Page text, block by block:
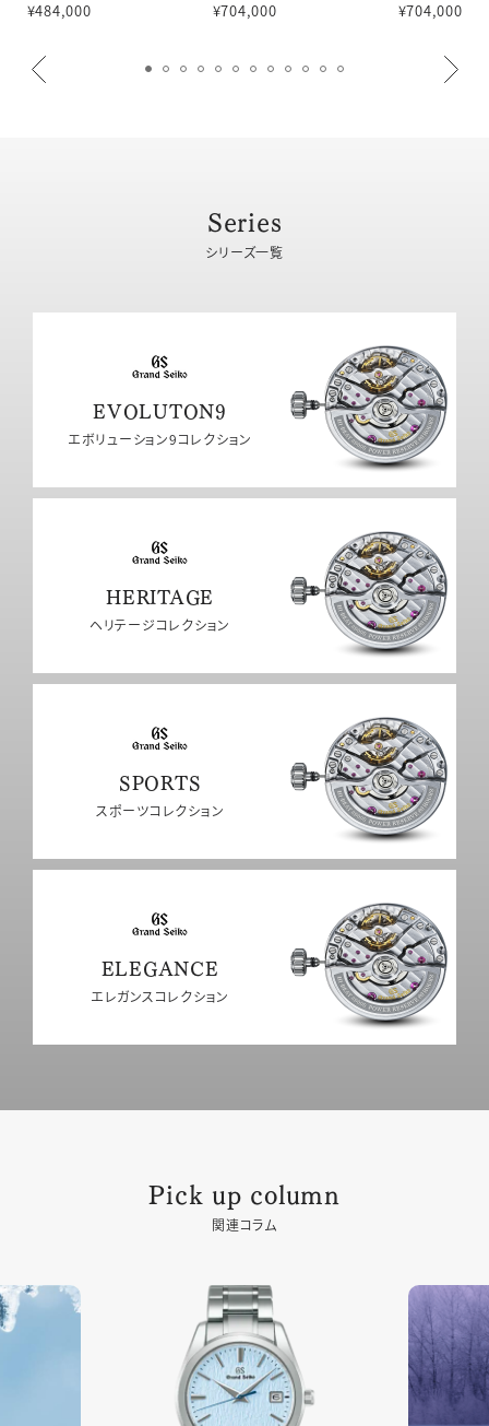
¥484,000
¥704,000
¥704,000
Series
シリーズ一覧
EVOLUTON9
エボリューション9コレクション
HERITAGE
ヘリテージコレクション
SPORTS
スポーツコレクション
ELEGANCE
エレガンスコレクション
Pick up column
関連コラム